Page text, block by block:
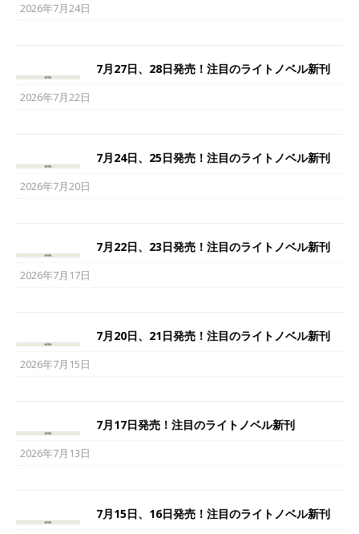
2026年7月24日
7月27日、28日発売！注目のライトノベル新刊
2026年7月22日
7月24日、25日発売！注目のライトノベル新刊
2026年7月20日
7月22日、23日発売！注目のライトノベル新刊
2026年7月17日
7月20日、21日発売！注目のライトノベル新刊
2026年7月15日
7月17日発売！注目のライトノベル新刊
2026年7月13日
7月15日、16日発売！注目のライトノベル新刊